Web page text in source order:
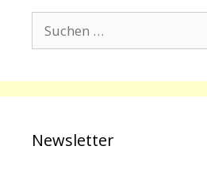
nach:
Newsletter